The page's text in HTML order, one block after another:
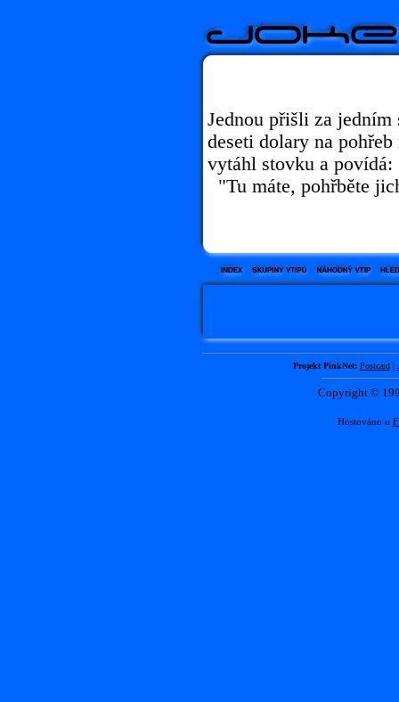
Jednou přišli za jedním
deseti dolary na
vytáhl stovku a povídá:
"Tu máte, pohřběte
Projekt PinkNet: Postcard|
Copyright ©
Hostováno u